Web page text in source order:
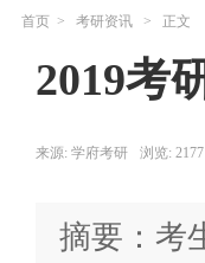
首页 > 考研资讯 > 正文
2019考
来源: 学府考研 浏览: 2177
摘要：考